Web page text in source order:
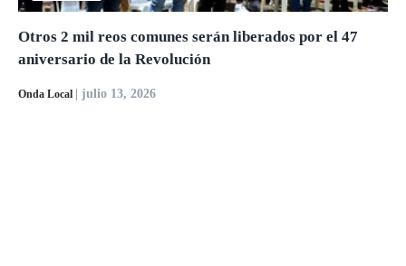
Otros 2 mil reos comunes serán liberados por el 47
aniversario de la Revolución
Onda Local | julio 13, 2026